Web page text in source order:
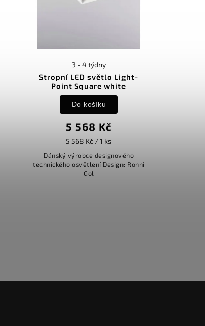
Stropní LED světlo Light-
Point Square white
3 - 4 týdny
5 568 Kč
5 568 Kč / 1 ks
Do košíku
Dánský výrobce designového
technického osvětlení Design: Ronni
Gol